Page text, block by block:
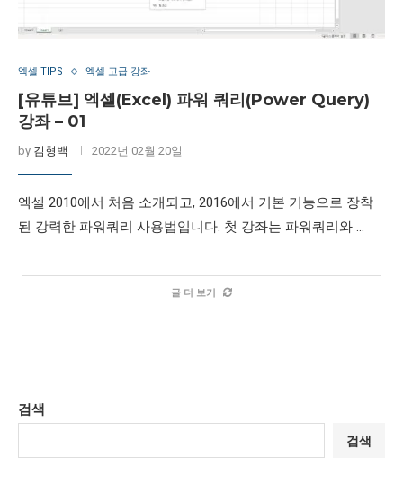
엑셀 TIPS 엑셀 고급 강좌
[유튜브] 엑셀(Excel) 파워 쿼리(Power Query)
강좌 – 01
by 김형백 2022년 02월 20일
엑셀 2010에서 처음 소개되고, 2016에서 기본 기능으로 장착
된 강력한 파워쿼리 사용법입니다. 첫 강좌는 파워쿼리와 …
글 더 보기
검색
검색